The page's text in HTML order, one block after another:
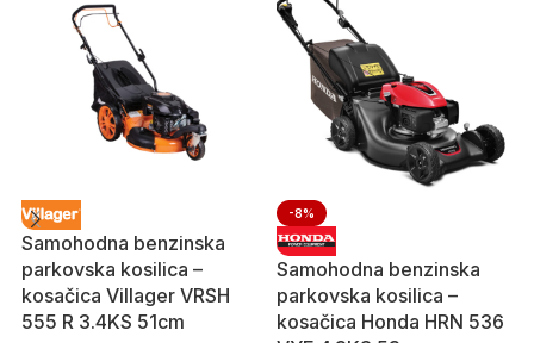
Samohodna benzinska
parkovska kosilica –
kosačica Villager VRSH
555 R 3.4KS 51cm
-8%
Samohodna benzinska
parkovska kosilica –
kosačica Honda HRN 536